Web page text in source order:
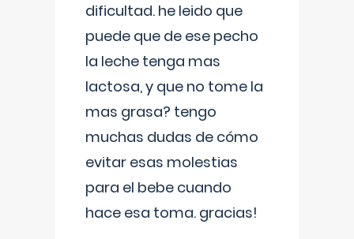
dificultad. he leido que
puede que de ese pecho
la leche tenga mas
lactosa, y que no tome la
mas grasa? tengo
muchas dudas de cómo
evitar esas molestias
para el bebe cuando
hace esa toma. gracias!